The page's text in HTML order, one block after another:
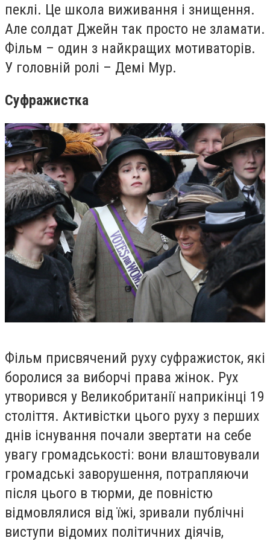
пеклі. Це школа виживання і знищення.
Але солдат Джейн так просто не зламати.
Фільм – один з найкращих мотиваторів.
У головній ролі – Демі Мур.
Суфражистка
Фільм присвячений руху суфражисток, які
боролися за виборчі права жінок. Рух
утворився у Великобританії наприкінці 19
століття. Активістки цього руху з перших
днів існування почали звертати на себе
увагу громадськості: вони влаштовували
громадські заворушення, потрапляючи
після цього в тюрми, де повністю
відмовлялися від їжі, зривали публічні
виступи відомих політичних діячів,